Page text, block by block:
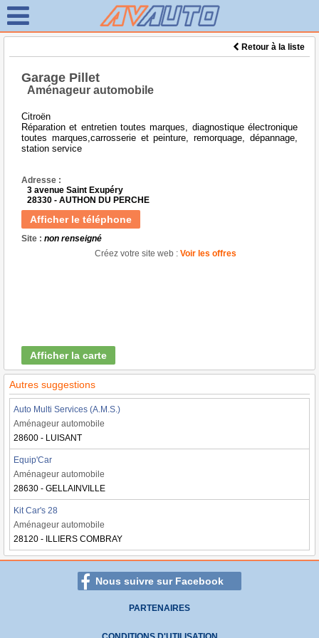
Retour à la liste
Garage Pillet
Aménageur automobile
Citroën
Réparation et entretien toutes marques, diagnostique électronique
toutes marques,carrosserie et peinture, remorquage, dépannage,
station service
Adresse :
3 avenue Saint Exupéry
28330 - AUTHON DU PERCHE
Afficher le téléphone
Site : non renseigné
Créez votre site web : Voir les offres
Afficher la carte
Autres suggestions
Auto Multi Services (A.M.S.)
Aménageur automobile
28600 - LUISANT
Equip'Car
Aménageur automobile
28630 - GELLAINVILLE
Kit Car's 28
Aménageur automobile
28120 - ILLIERS COMBRAY
Nous suivre sur Facebook
PARTENAIRES